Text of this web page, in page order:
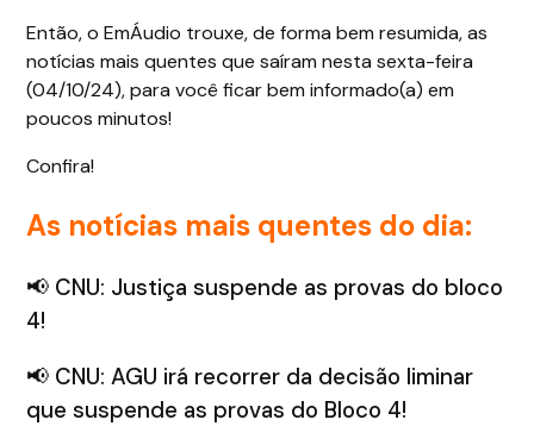
Então, o EmÁudio trouxe, de forma bem resumida, as
notícias mais quentes que saíram nesta sexta-feira
(04/10/24), para você ficar bem informado(a) em
poucos minutos!
Confira!
As notícias mais quentes do dia:
📢 CNU: Justiça suspende as provas do bloco
4!
📢 CNU: AGU irá recorrer da decisão liminar
que suspende as provas do Bloco 4!